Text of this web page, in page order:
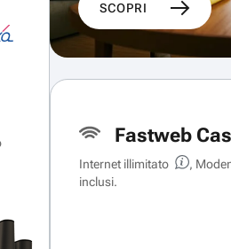
SCOPRI
Fastweb
Internet illimitato
,
inclusi.